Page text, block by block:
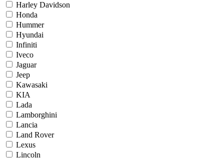
Harley Davidson
Honda
Hummer
Hyundai
Infiniti
Iveco
Jaguar
Jeep
Kawasaki
KIA
Lada
Lamborghini
Lancia
Land Rover
Lexus
Lincoln